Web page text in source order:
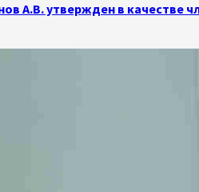
А.В. утвержден в качестве